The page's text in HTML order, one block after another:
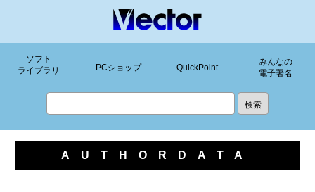
ソフト
ライブラリ
PCショップ QuickPoint
みんなの
電子署名
AUTHORDATA